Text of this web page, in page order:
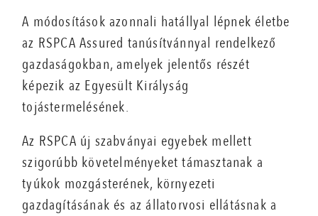
A módosítások azonnali hatállyal lépnek életbe
az RSPCA Assured tanúsítvánnyal rendelkező
gazdaságokban, amelyek jelentős részét
képezik az Egyesült Királyság
tojástermelésének.
Az RSPCA új szabványai egyebek mellett
szigorúbb követelményeket támasztanak a
tyúkok mozgásterének, környezeti
gazdagításának és az állatorvosi ellátásnak a